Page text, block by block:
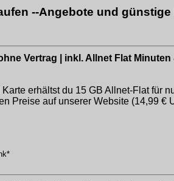
--Angebote und
Vertrag | inkl. Allnet Flat
erhältst du 15 GB Allnet-Flat für
Preise auf unserer Website (14,99 €